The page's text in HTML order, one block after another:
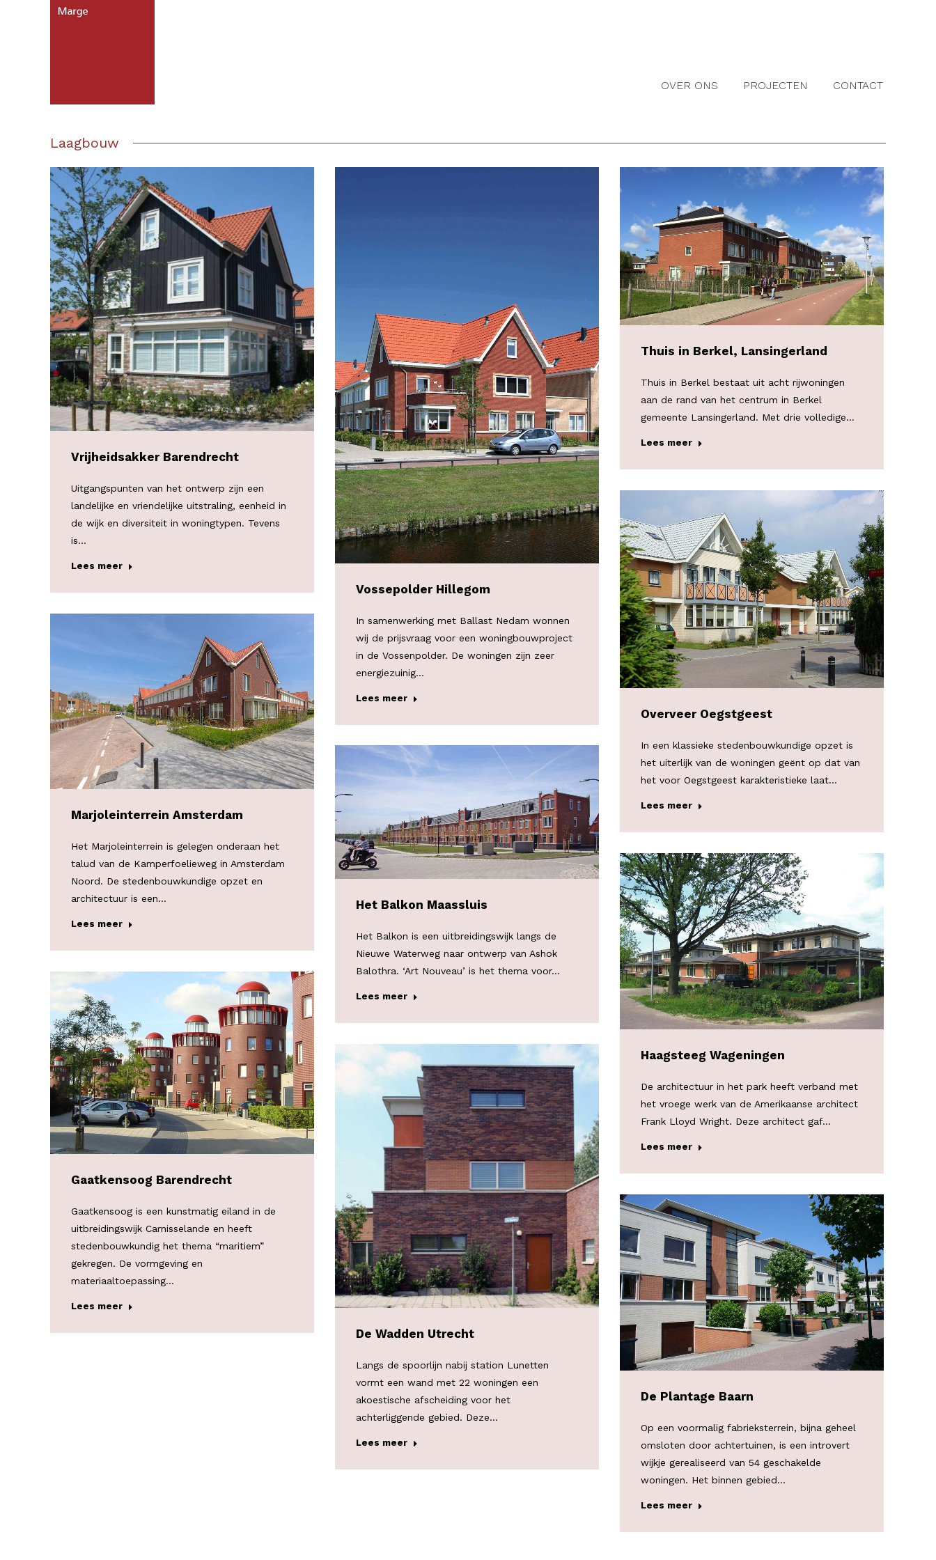
OVER ONS PROJECTEN CONTACT
Laagbouw
Vrijheidsakker Barendrecht
Uitgangspunten van het ontwerp zijn een
landelijke en vriendelijke uitstraling, eenheid in
de wijk en diversiteit in woningtypen. Tevens
is…
Lees meer
Vossepolder Hillegom
In samenwerking met Ballast Nedam wonnen
wij de prijsvraag voor een woningbouwproject
in de Vossenpolder. De woningen zijn zeer
energiezuinig…
Lees meer
Thuis in Berkel, Lansingerland
Thuis in Berkel bestaat uit acht rijwoningen
aan de rand van het centrum in Berkel
gemeente Lansingerland. Met drie volledige…
Lees meer
Overveer Oegstgeest
In een klassieke stedenbouwkundige opzet is
het uiterlijk van de woningen geënt op dat van
het voor Oegstgeest karakteristieke laat…
Lees meer
Marjoleinterrein Amsterdam
Het Marjoleinterrein is gelegen onderaan het
talud van de Kamperfoelieweg in Amsterdam
Noord. De stedenbouwkundige opzet en
architectuur is een…
Lees meer
Het Balkon Maassluis
Het Balkon is een uitbreidingswijk langs de
Nieuwe Waterweg naar ontwerp van Ashok
Balothra. ‘Art Nouveau’ is het thema voor…
Lees meer
Haagsteeg Wageningen
De architectuur in het park heeft verband met
het vroege werk van de Amerikaanse architect
Frank Lloyd Wright. Deze architect gaf…
Lees meer
Gaatkensoog Barendrecht
Gaatkensoog is een kunstmatig eiland in de
uitbreidingswijk Carnisselande en heeft
stedenbouwkundig het thema “maritiem”
gekregen. De vormgeving en
materiaaltoepassing…
Lees meer
De Wadden Utrecht
Langs de spoorlijn nabij station Lunetten
vormt een wand met 22 woningen een
akoestische afscheiding voor het
achterliggende gebied. Deze…
Lees meer
De Plantage Baarn
Op een voormalig fabrieksterrein, bijna geheel
omsloten door achtertuinen, is een introvert
wijkje gerealiseerd van 54 geschakelde
woningen. Het binnen gebied…
Lees meer